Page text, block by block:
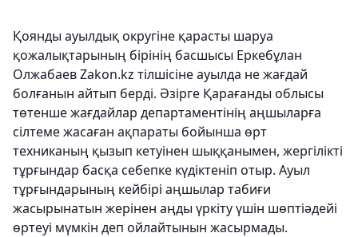
Қоянды ауылдық округіне қарасты шаруа
қожалықтарының бірінің басшысы Еркебұлан
Олжабаев Zakon.kz тілшісіне ауылда не жағдай
болғанын айтып берді. Әзірге Қарағанды ​​облысы
төтенше жағдайлар департаментінің аңшыларға
сілтеме жасаған ақпараты бойынша өрт
техниканың қызып кетуінен шыққанымен, жергілікті
тұрғындар басқа себепке күдіктеніп отыр. Ауыл
тұрғындарының кейбірі аңшылар табиғи
жасырынатын жерінен аңды үркіту үшін шөптіәдейі
өртеуі мүмкін деп ойлайтынын жасырмады.